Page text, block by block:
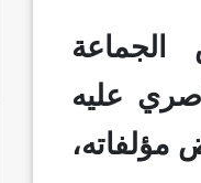
عليه
مؤلفاته،